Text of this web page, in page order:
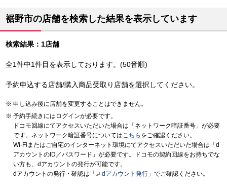
裾野市の店舗を検索した結果を表示しています
検索結果：1店舗
全1件中1件目を表示しております。(50音順)
予約申込する店舗/購入商品受取り店舗を選択してください。
申し込み後に店舗を変更することはできません。
予約手続きにはログインが必要です。
ドコモ回線にてアクセスいただいた場合は「ネットワーク暗証番号」が必要
です。ネットワーク暗証番号についてはこちら をご確認ください。
Wi-Fiまたはご自宅のインターネット環境にてアクセスいただいた場合は「d
アカウントのID／パスワード」が必要です。ドコモの契約回線をお持ちでな
い方も、dアカウントの発行が可能です。
dアカウントの発行・確認は「
dアカウント発行 」でご確認ください。